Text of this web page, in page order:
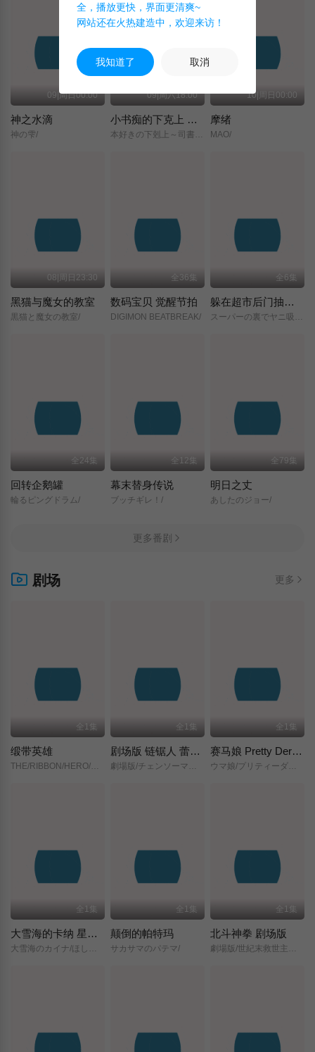
09|周日00:00
神之水滴
神の雫/
09|周六18:00
小书痴的下克上 〜为了成为图书管理员而不择手段〜 领主的养女
本好きの下剋上～司書になるためには手段を選んでいられません～/領主の養女/
10|周日00:00
摩绪
MAO/
08|周日23:30
黑猫与魔女的教室
黒猫と魔女の教室/
全36集
数码宝贝 觉醒节拍
DIGIMON BEATBREAK/
全6集
躲在超市后门抽烟的两人
スーパーの裏でヤニ吸うふたり/
全24集
回转企鹅罐
輪るピングドラム/
全12集
幕末替身传说
ブッチギレ！/
全79集
明日之丈
あしたのジョー/
更多番剧
剧场 更多
全1集
缎带英雄
全1集
剧场版 链锯人 蕾塞篇(正式版)
全1集
赛马娘 Pretty Derby 新时代之门
全1集
大雪海的卡纳 星之贤者
大雪海のカイナ/ほしのけんじゃ/
全1集
颠倒的帕特玛
サカサマのパテマ/
全1集
北斗神拳 剧场版
劇場版/世紀末救世主伝説/北斗の拳/
全，播放更快，界面更清爽~
网站还在火热建造中，欢迎来访！
我知道了 取消